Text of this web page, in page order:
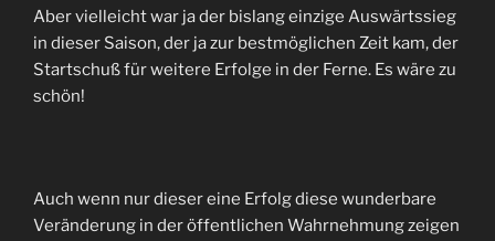
Aber vielleicht war ja der bislang einzige Auswärtssieg
in dieser Saison, der ja zur bestmöglichen Zeit kam, der
Startschuß für weitere Erfolge in der Ferne. Es wäre zu
schön!
Auch wenn nur dieser eine Erfolg diese wunderbare
Veränderung in der öffentlichen Wahrnehmung zeigen